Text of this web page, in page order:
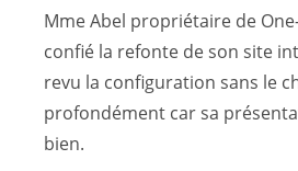
Mme Abel propriétaire de
confié la refonte de son site
revu la configuration sans le
profondément car sa
bien.